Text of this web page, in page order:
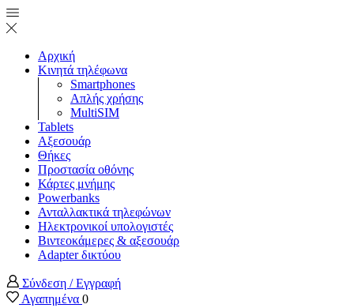
Αρχική
Κινητά τηλέφωνα
Smartphones
Απλής χρήσης
MultiSIM
Tablets
Αξεσουάρ
Θήκες
Προστασία οθόνης
Κάρτες μνήμης
Powerbanks
Ανταλλακτικά τηλεφώνων
Ηλεκτρονικοί υπολογιστές
Βιντεοκάμερες & αξεσουάρ
Adapter δικτύου
Σύνδεση / Εγγραφή
Αγαπημένα 0